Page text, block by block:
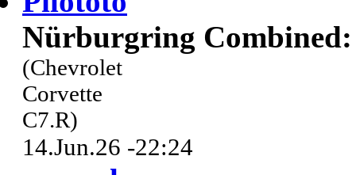
Nürburgring Combined:
(Chevrolet
Corvette
C7.R)
14.Jun.26 -22:24